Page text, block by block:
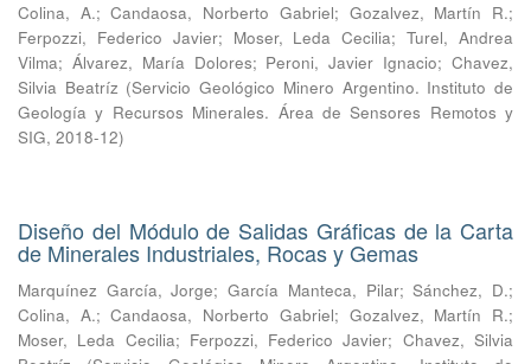
Colina, A.;Candaosa, Norberto Gabriel; Gozalvez, Martín R.;
Ferpozzi, Federico Javier; Moser, Leda Cecilia;Turel, Andrea
Vilma; Álvarez, María Dolores; Peroni, Javier Ignacio;Chavez,
Silvia Beatríz (Servicio Geológico Minero Argentino. Instituto de
Geología y Recursos Minerales. Área de Sensores Remotos y
SIG, 2018-12)
Diseño del Módulo de Salidas Gráficas de la Carta
de Minerales Industriales, Rocas y Gemas
Marquínez García, Jorge;García Manteca, Pilar;Sánchez, D.;
Colina, A.;Candaosa, Norberto Gabriel; Gozalvez, Martín R.;
Moser, Leda Cecilia; Ferpozzi, Federico Javier; Chavez, Silvia